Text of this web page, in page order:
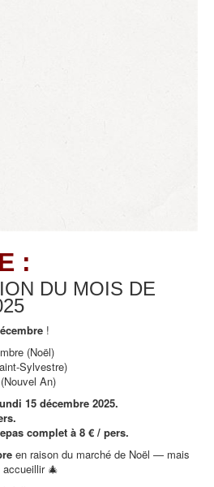
:
DU MOIS DE
!
(Noël)
Sylvestre)
An)
15 décembre 2025.
complet à 8 € / pers.
en raison du marché de Noël — mais
🎄